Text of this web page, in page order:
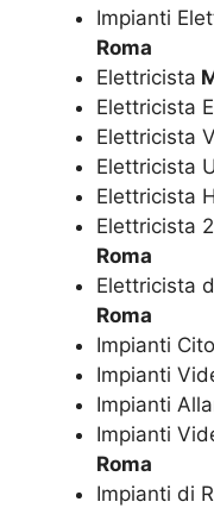
Impianti
Roma
Elettricista
Elettricista
Elettricista
Elettricista
Elettricista
Elettricista
Roma
Elettricista
Roma
Impianti
Impianti
Impianti
Impianti
Roma
Impianti di